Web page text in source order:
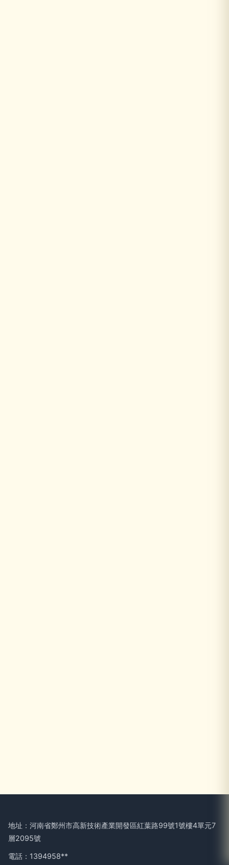
地址：河南省鄭州市高新技術產業開發區紅葉路99號1號樓4單元7
層2095號
電話：1394958**